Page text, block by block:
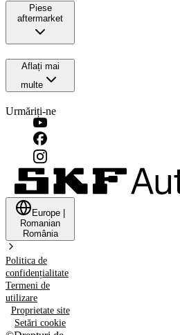
Piese
aftermarket
Aflați mai
multe
Urmăriți-ne
Europe
Romanian
România
Politica de
confidențialitate
Termeni de
utilizare
Proprietate site
Setări cookie